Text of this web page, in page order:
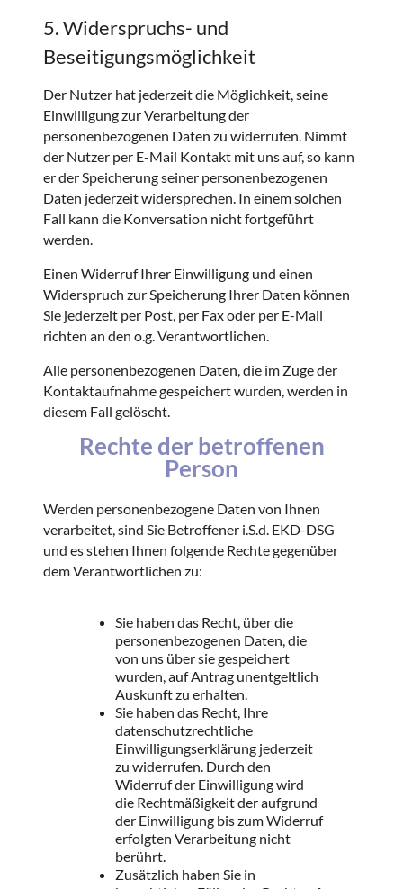
5. Widerspruchs- und
Beseitigungsmöglichkeit
Der Nutzer hat jederzeit die Möglichkeit, seine
Einwilligung zur Verarbeitung der
personenbezogenen Daten zu widerrufen. Nimmt
der Nutzer per E-Mail Kontakt mit uns auf, so kann
er der Speicherung seiner personenbezogenen
Daten jederzeit widersprechen. In einem solchen
Fall kann die Konversation nicht fortgeführt
werden.
Einen Widerruf Ihrer Einwilligung und einen
Widerspruch zur Speicherung Ihrer Daten können
Sie jederzeit per Post, per Fax oder per E-Mail
richten an den o.g. Verantwortlichen.
Alle personenbezogenen Daten, die im Zuge der
Kontaktaufnahme gespeichert wurden, werden in
diesem Fall gelöscht.
Rechte der betroffenen
Person
Werden personenbezogene Daten von Ihnen
verarbeitet, sind Sie Betroffener i.S.d. EKD-DSG
und es stehen Ihnen folgende Rechte gegenüber
dem Verantwortlichen zu:
Sie haben das Recht, über die
personenbezogenen Daten, die
von uns über sie gespeichert
wurden, auf Antrag unentgeltlich
Auskunft zu erhalten.
Sie haben das Recht, Ihre
datenschutzrechtliche
Einwilligungserklärung jederzeit
zu widerrufen. Durch den
Widerruf der Einwilligung wird
die Rechtmäßigkeit der aufgrund
der Einwilligung bis zum Widerruf
erfolgten Verarbeitung nicht
berührt.
Zusätzlich haben Sie in